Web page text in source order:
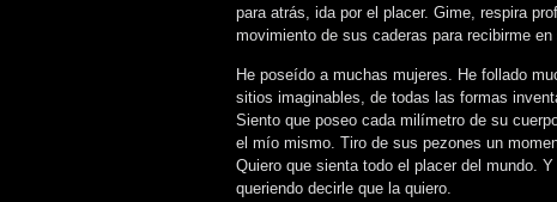
para atrás, ida por el placer. Gime, respira
movimiento de sus caderas para recibirme en
He poseído a muchas mujeres. He follado
sitios imaginables, de todas las formas
Siento que poseo cada milímetro de su
el mío mismo. Tiro de sus pezones un
Quiero que sienta todo el placer del mundo.
queriendo decirle que la quiero.